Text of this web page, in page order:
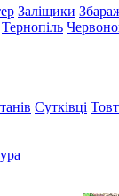
Заліщики
Тернопіль
Сутківці